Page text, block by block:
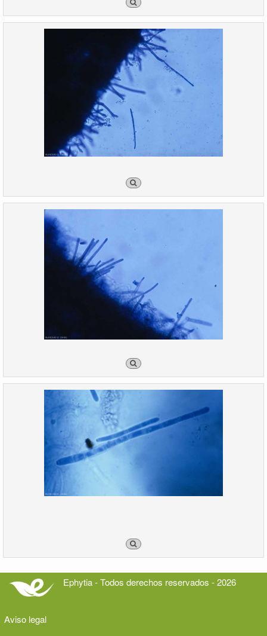
Ephytia - Todos derechos reservados - 2026
Aviso legal